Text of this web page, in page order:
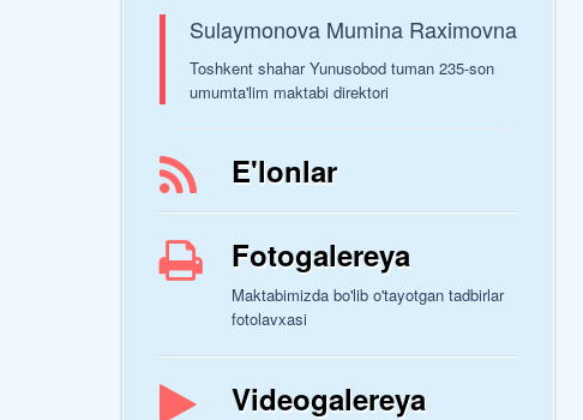
Sulaymonova Mumina Raximovna
Toshkent shahar Yunusobod tuman 235-son
umumta'lim maktabi direktori
E'lonlar
Fotogalereya
Maktabimizda bo'lib o'tayotgan tadbirlar
fotolavxasi
Videogalereya